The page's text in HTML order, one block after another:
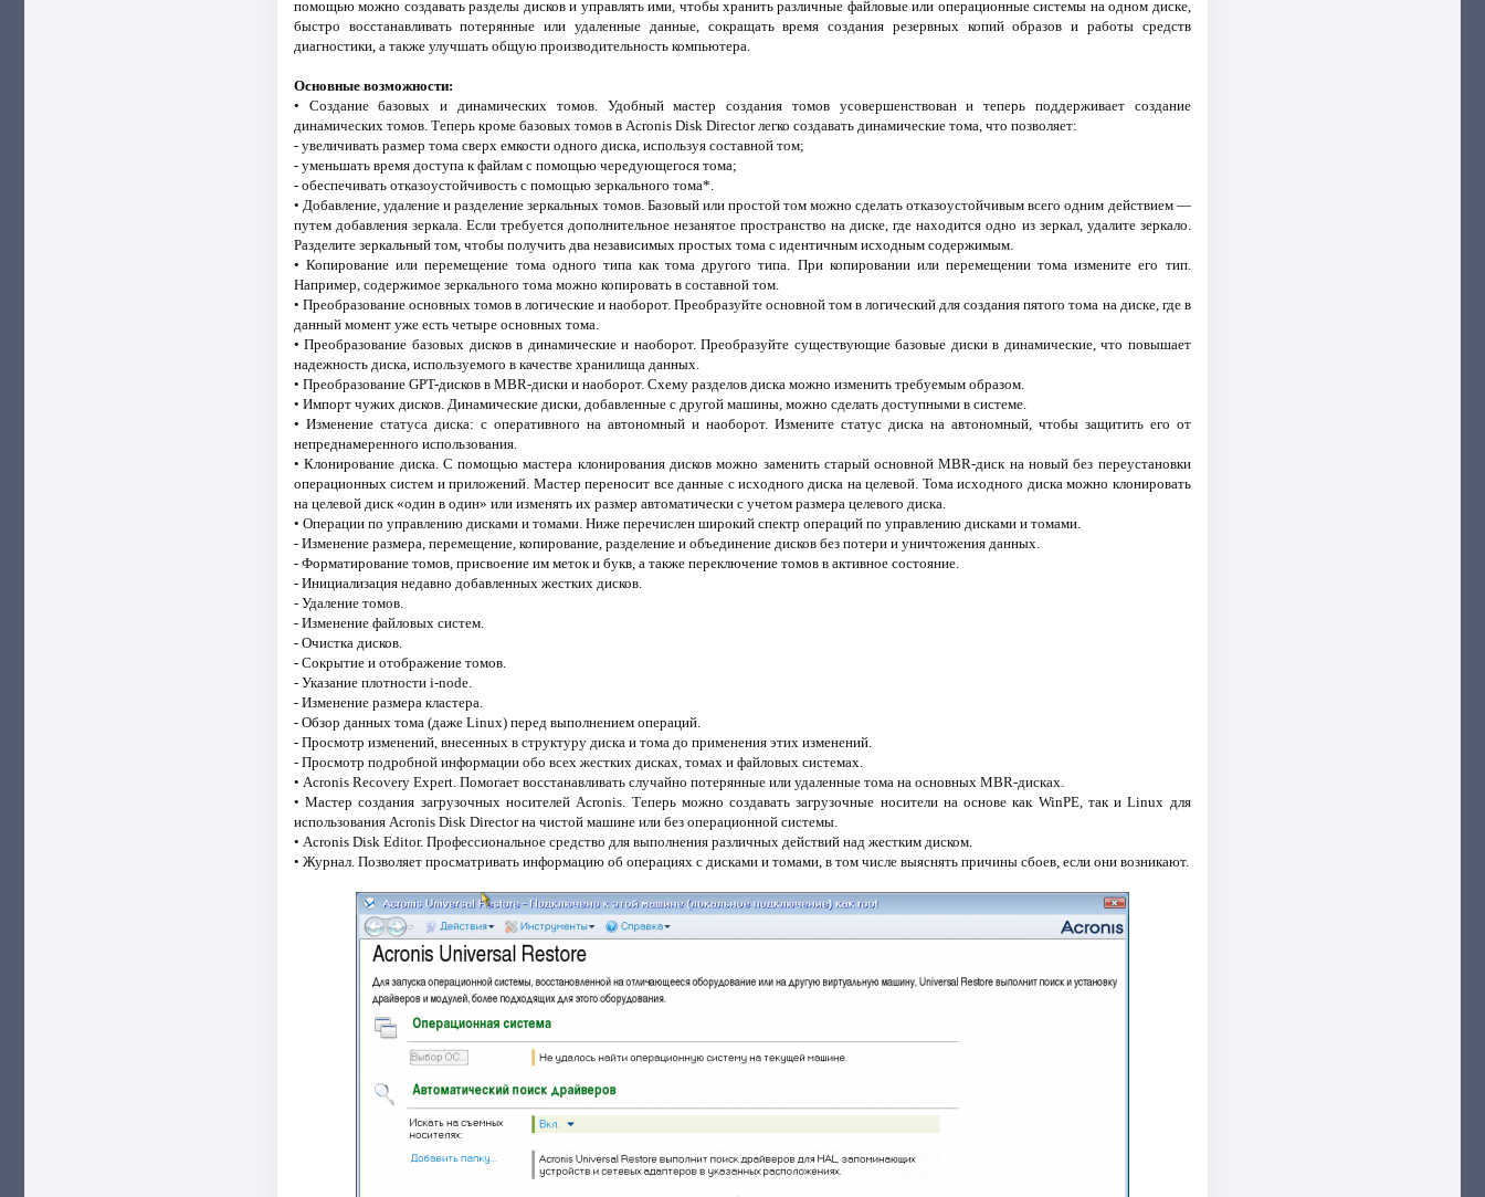
помощью можно создавать разделы дисков и управлять ими, чтобы хранить различные файловые или операционные системы на одном диске,
быстро восстанавливать потерянные или удаленные данные, сокращать время создания резервных копий образов и работы средств
диагностики, а также улучшать общую производительность компьютера.
Основные возможности:
• Создание базовых и динамических томов. Удобный мастер создания томов усовершенствован и теперь поддерживает создание
динамических томов. Теперь кроме базовых томов в Acronis Disk Director легко создавать динамические тома, что позволяет:
- увеличивать размер тома сверх емкости одного диска, используя составной том;
- уменьшать время доступа к файлам с помощью чередующегося тома;
- обеспечивать отказоустойчивость с помощью зеркального тома*.
• Добавление, удаление и разделение зеркальных томов. Базовый или простой том можно сделать отказоустойчивым всего одним действием —
путем добавления зеркала. Если требуется дополнительное незанятое пространство на диске, где находится одно из зеркал, удалите зеркало.
Разделите зеркальный том, чтобы получить два независимых простых тома с идентичным исходным содержимым.
• Копирование или перемещение тома одного типа как тома другого типа. При копировании или перемещении тома измените его тип.
Например, содержимое зеркального тома можно копировать в составной том.
• Преобразование основных томов в логические и наоборот. Преобразуйте основной том в логический для создания пятого тома на диске, где в
данный момент уже есть четыре основных тома.
• Преобразование базовых дисков в динамические и наоборот. Преобразуйте существующие базовые диски в динамические, что повышает
надежность диска, используемого в качестве хранилища данных.
• Преобразование GPT-дисков в MBR-диски и наоборот. Схему разделов диска можно изменить требуемым образом.
• Импорт чужих дисков. Динамические диски, добавленные с другой машины, можно сделать доступными в системе.
• Изменение статуса диска: с оперативного на автономный и наоборот. Измените статус диска на автономный, чтобы защитить его от
непреднамеренного использования.
• Клонирование диска. С помощью мастера клонирования дисков можно заменить старый основной MBR-диск на новый без переустановки
операционных систем и приложений. Мастер переносит все данные с исходного диска на целевой. Тома исходного диска можно клонировать
на целевой диск «один в один» или изменять их размер автоматически с учетом размера целевого диска.
• Операции по управлению дисками и томами. Ниже перечислен широкий спектр операций по управлению дисками и томами.
- Изменение размера, перемещение, копирование, разделение и объединение дисков без потери и уничтожения данных.
- Форматирование томов, присвоение им меток и букв, а также переключение томов в активное состояние.
- Инициализация недавно добавленных жестких дисков.
- Удаление томов.
- Изменение файловых систем.
- Очистка дисков.
- Сокрытие и отображение томов.
- Указание плотности i-node.
- Изменение размера кластера.
- Обзор данных тома (даже Linux) перед выполнением операций.
- Просмотр изменений, внесенных в структуру диска и тома до применения этих изменений.
- Просмотр подробной информации обо всех жестких дисках, томах и файловых системах.
• Acronis Recovery Expert. Помогает восстанавливать случайно потерянные или удаленные тома на основных MBR-дисках.
• Мастер создания загрузочных носителей Acronis. Теперь можно создавать загрузочные носители на основе как WinPE, так и Linux для
использования Acronis Disk Director на чистой машине или без операционной системы.
• Acronis Disk Editor. Профессиональное средство для выполнения различных действий над жестким диском.
• Журнал. Позволяет просматривать информацию об операциях с дисками и томами, в том числе выяснять причины сбоев, если они возникают.